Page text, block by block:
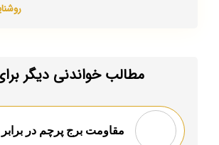
مطالب خواندنی دیگر